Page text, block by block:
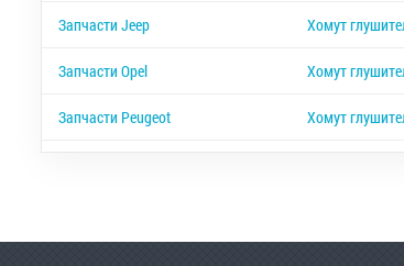
Запчасти Jeep Хомут
Запчасти Opel Хомут
Запчасти Peugeot Хомут